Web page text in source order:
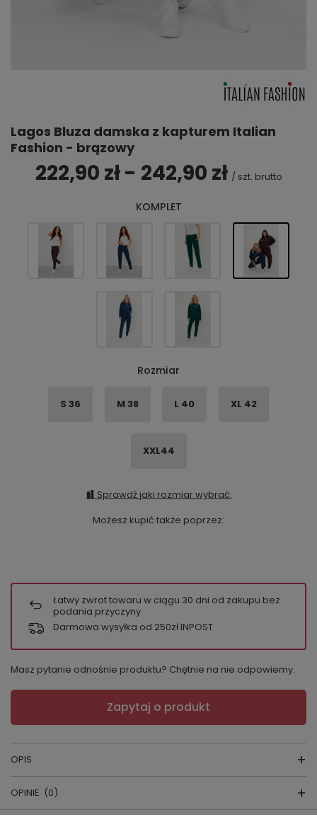
Lagos Bluza damska z kapturem Italian
Fashion - brązowy
222,90 zł - 242,90 zł / szt. brutto
KOMPLET
Rozmiar
S 36 M 38 L 40 XL 42
XXL44
Sprawdź jaki rozmiar wybrać.
Możesz kupić także poprzez:
Łatwy zwrot towaru w ciągu 30 dni od zakupu bez
podania przyczyny
Darmowa wysyłka od 250zł INPOST
Masz pytanie odnośnie produktu? Chętnie na nie odpowiemy.
Zapytaj o produkt
OPIS
BLUZA DAMSKA
OPINIE (0)